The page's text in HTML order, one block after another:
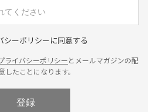
シーポリシーに同意する
ライバシーポリシーとメールマガジンの配
したことになります。
登録